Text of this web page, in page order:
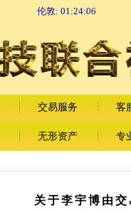
伦敦: 01:24:06
交易服务 客
无形资产 专
关于李宇博由